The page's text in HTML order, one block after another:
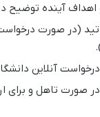
اهداف آینده توضیح
(در صورت
آنلاین
صورت تاهل و برای